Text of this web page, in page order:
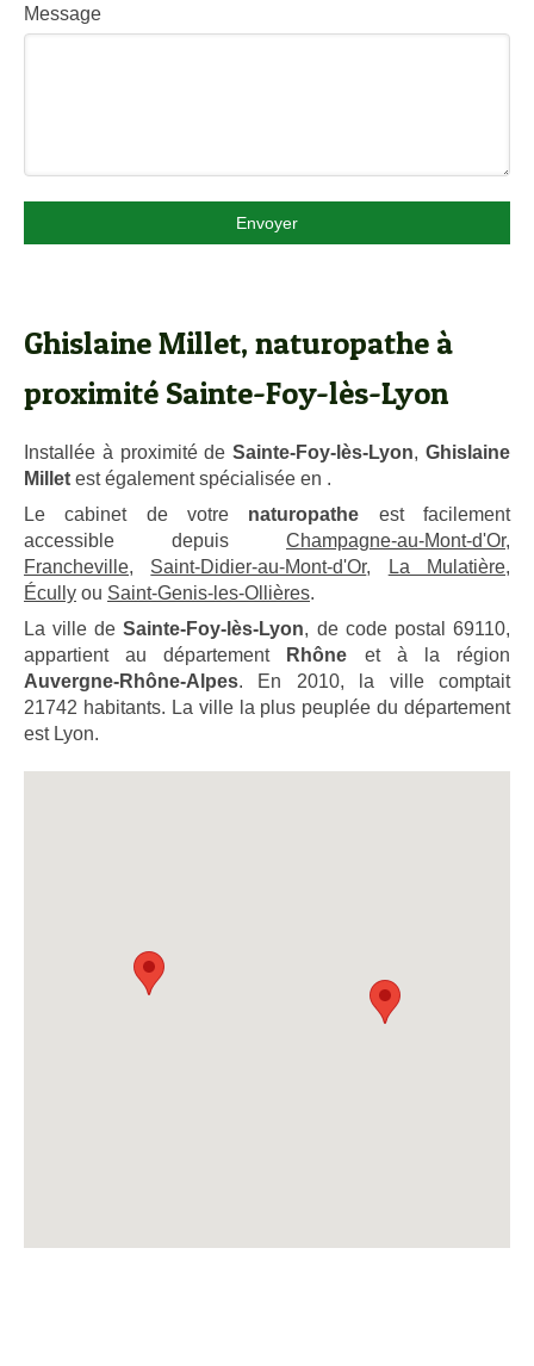
Message
Envoyer
Ghislaine Millet, naturopathe à
proximité Sainte-Foy-lès-Lyon
Installée à proximité deSainte-Foy-lès-Lyon,Ghislaine
Millet est également spécialisée en .
Le cabinet de votre naturopathe est facilement
accessible depuis Champagne-au-Mont-d'Or,
Francheville, Saint-Didier-au-Mont-d'Or, La Mulatière,
Écully ou Saint-Genis-les-Ollières.
La ville deSainte-Foy-lès-Lyon, de code postal 69110,
appartient au département
Rhône et à la région
Auvergne-Rhône-Alpes. En 2010, la ville comptait
21742 habitants. La ville la plus peuplée du département
est Lyon.